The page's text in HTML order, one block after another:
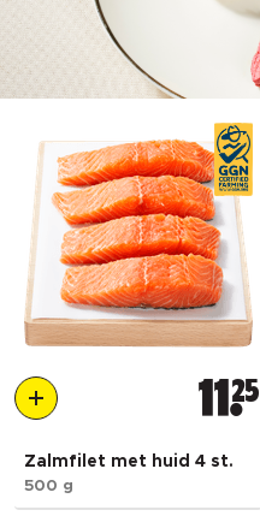
11 25
Zalmfilet met huid 4 st.
500 g